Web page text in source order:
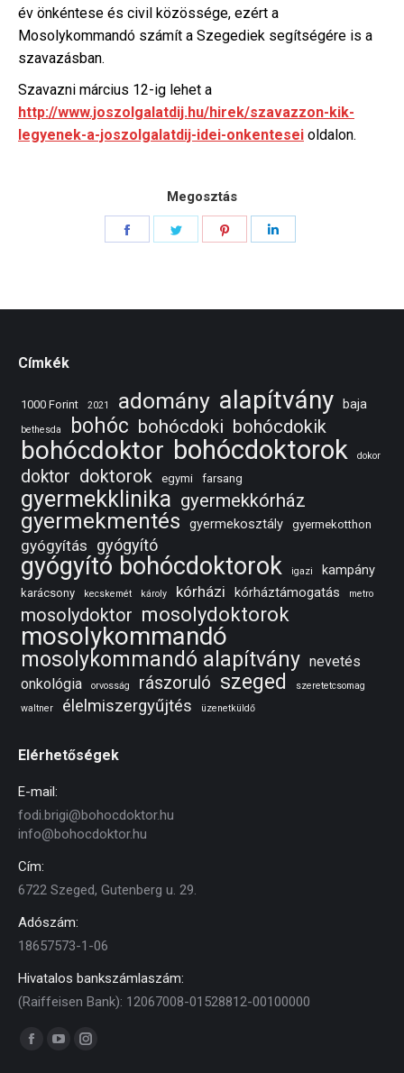
év önkéntese és civil közössége, ezért a
Mosolykommandó számít a Szegediek segítségére is a
szavazásban.
Szavazni március 12-ig lehet a
http://www.joszolgalatdij.hu/hirek/szavazzon-kik-
legyenek-a-joszolgalatdij-idei-onkentesei oldalon.
Megosztás
Címkék
1000 Forint 2021 adomány alapítvány baja
bethesda bohóc bohócdoki bohócdokik
bohócdoktor bohócdoktorok dokor
doktor doktorok egymi farsang
gyermekklinika gyermekkórház
gyermekmentés gyermekosztály gyermekotthon
gyógyítás gyógyító
gyógyító bohócdoktorok igazi kampány
karácsony kecskemét károly kórházi kórháztámogatás metro
mosolydoktor mosolydoktorok
mosolykommandó
mosolykommandó alapítvány nevetés
onkológia
orvosság rászoruló szeged
szeretetcsomag
waltner
élelmiszergyűjtés üzenetküldő
Elérhetőségek
E-mail:
fodi.brigi@bohocdoktor.hu
info@bohocdoktor.hu
Cím:
6722 Szeged, Gutenberg u. 29.
Adószám:
18657573-1-06
Hivatalos bankszámlaszám:
(Raiffeisen Bank): 12067008-01528812-00100000
Find us on:
Facebook
YouTubeInstagram